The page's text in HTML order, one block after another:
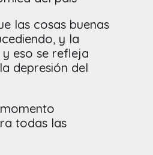
las cosas buenas
y la
eso se refleja
depresión del
todas las